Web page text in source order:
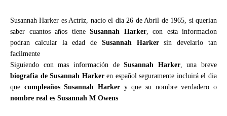
Susannah Harker es Actriz, nacio el dia 26 de Abril de 1965, si querian
saber cuantos años tiene Susannah Harker, con esta informacion
podran calcular la edad de Susannah Harkersin develarlo tan
facilmente
Siguiendo con mas información deSusannah Harker, una breve
biografia de Susannah Harkeren español seguramente incluirá el dia
que cumpleaños Susannah Harker y que su nombre verdadero o
nombre real es Susannah M Owens